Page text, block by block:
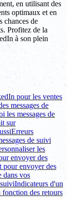
en utilisant des
optimaux et en
chances de
Profitez de la
à son plein
pour les ventes
messages de
les messages de
sur
Erreurs
de suivi
les
envoyer des
envoyer des
dans vos
Indicateurs d'un
des retours